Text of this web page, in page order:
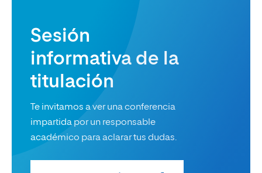
Sesión
informativa de la
titulación
Te invitamos a ver una conferencia
impartida por un responsable
académico para aclarar tus dudas.